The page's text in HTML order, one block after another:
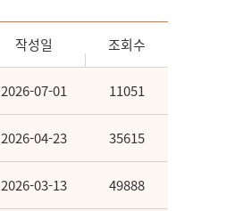
작성일 조회수
2026-07-01 11051
2026-04-23 35615
2026-03-13 49888